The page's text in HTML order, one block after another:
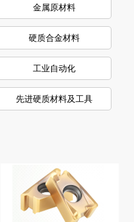
金属原材料
硬质合金材料
工业自动化
先进硬质材料及工具